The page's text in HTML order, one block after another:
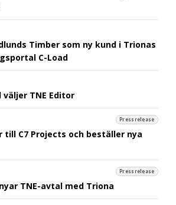
Timber som ny kund i Trionas
C-Load
TNE Editor
Pressrelease
till C7 Projects och beställer nya
Pressrelease
TNE-avtal med Triona